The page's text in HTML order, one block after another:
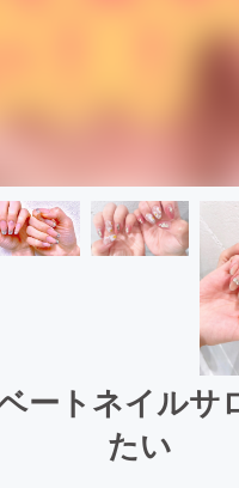
ートネイルサ
たい